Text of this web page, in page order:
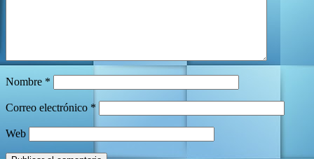
Nombre *
Correo electrónico *
Web